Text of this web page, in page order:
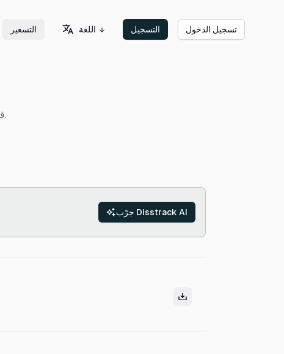
التسعير اللغة التسجيل تسجيل الدخول
استكشف مكتبتنا من التأثيرات الصوتية المجانية spring. قم بتنزيلها واستخدامها في مشاريعك، بدون حقوق ملكية.
جرّب Disstrack AI